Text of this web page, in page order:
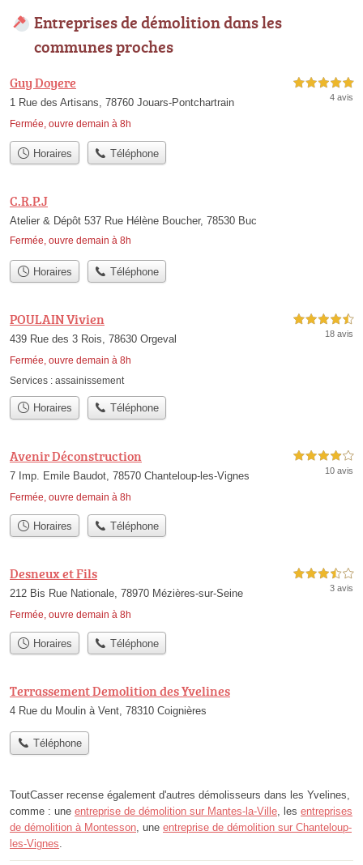
Entreprises de démolition dans les
communes proches
Guy Doyere
1 Rue des Artisans, 78760 Jouars-Pontchartrain
Fermée, ouvre demain à 8h
5,0 étoiles sur 5
4 avis
Horaires Téléphone
C.R.P.J
Atelier & Dépôt 537 Rue Hélène Boucher, 78530 Buc
Fermée, ouvre demain à 8h
Horaires Téléphone
POULAIN Vivien
439 Rue des 3 Rois, 78630 Orgeval
Fermée, ouvre demain à 8h
4,5 étoiles sur 5
18 avis
Services : assainissement
Horaires Téléphone
Avenir Déconstruction
7 Imp. Emile Baudot, 78570 Chanteloup-les-Vignes
Fermée, ouvre demain à 8h
4,0 étoiles sur 5
10 avis
Horaires Téléphone
Desneux et Fils
212 Bis Rue Nationale, 78970 Mézières-sur-Seine
Fermée, ouvre demain à 8h
3,5 étoiles sur 5
3 avis
Horaires Téléphone
Terrassement Demolition des Yvelines
4 Rue du Moulin à Vent, 78310 Coignières
Téléphone
ToutCasser recense également d'autres démolisseurs dans les Yvelines,
comme : une entreprise de démolition sur Mantes-la-Ville , les entreprises
de démolition à Montesson , une entreprise de démolition sur Chanteloup-
les-Vignes